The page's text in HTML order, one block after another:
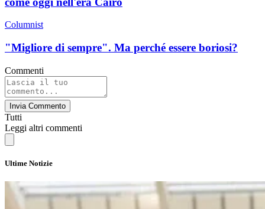
Columnist
"Migliore di sempre". Ma perché essere boriosi?
Commenti
Invia Commento
Tutti
Leggi altri commenti
Ultime Notizie